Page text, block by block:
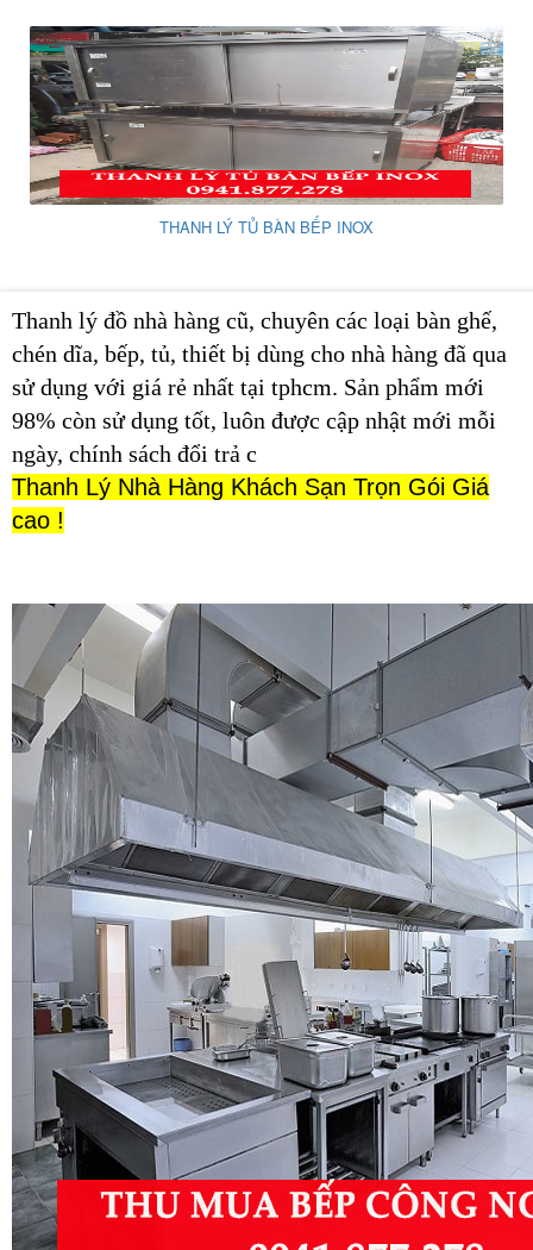
THANH LÝ TỦ BÀN BẾP INOX
Thanh lý đồ nhà hàng cũ, chuyên các loại bàn ghế,
chén dĩa, bếp, tủ, thiết bị dùng cho nhà hàng đã qua
sử dụng với giá rẻ nhất tại tphcm. Sản phẩm mới
98% còn sử dụng tốt, luôn được cập nhật mới mỗi
ngày, chính sách đổi trả c
Thanh Lý Nhà Hàng Khách Sạn Trọn Gói Giá
cao !